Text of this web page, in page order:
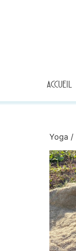
ACCUEIL
Yoga /